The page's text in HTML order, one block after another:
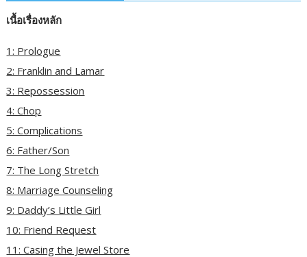
เนื้อเรื่องหลัก
1: Prologue
2: Franklin and Lamar
3: Repossession
4: Chop
5: Complications
6: Father/Son
7: The Long Stretch
8: Marriage Counseling
9: Daddy’s Little Girl
10: Friend Request
11: Casing the Jewel Store